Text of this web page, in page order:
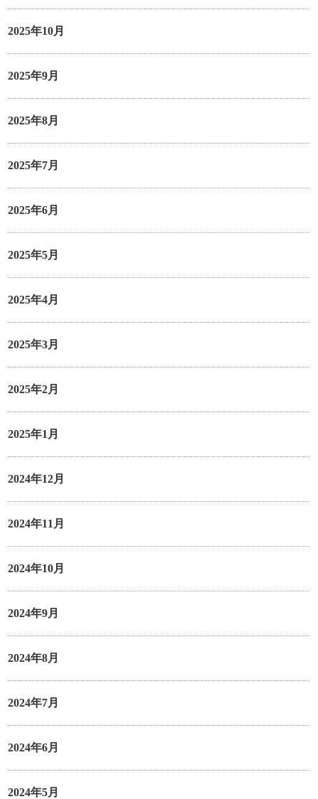
2025年10月
2025年9月
2025年8月
2025年7月
2025年6月
2025年5月
2025年4月
2025年3月
2025年2月
2025年1月
2024年12月
2024年11月
2024年10月
2024年9月
2024年8月
2024年7月
2024年6月
2024年5月